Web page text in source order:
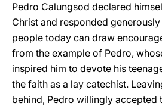
Pedro Calungsod declared
Christ and responded
people today can draw
from the example of Pedro,
inspired him to devote his
the faith as a lay catechist.
behind, Pedro willingly accepted